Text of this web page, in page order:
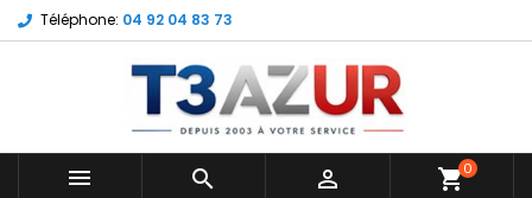
Téléphone: 04 92 04 83 73
   shopping_cart0